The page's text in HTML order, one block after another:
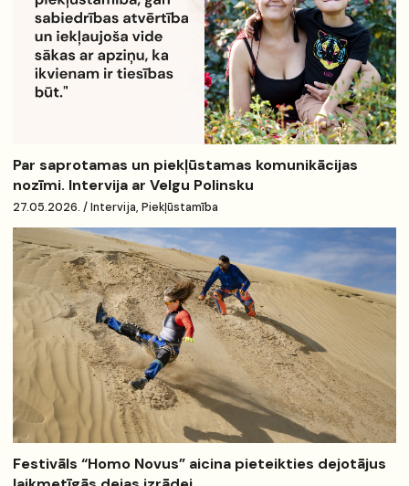
Par saprotamas un piekļūstamas komunikācijas
nozīmi. Intervija ar Velgu Polinsku
27.05.2026. / Intervija, Piekļūstamība
Festivāls “Homo Novus” aicina pieteikties dejotājus